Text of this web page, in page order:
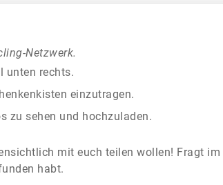
Netzwerk.
unten rechts.
einzutragen.
zu sehen und hochzuladen.
mit euch teilen wollen! Fragt
habt.